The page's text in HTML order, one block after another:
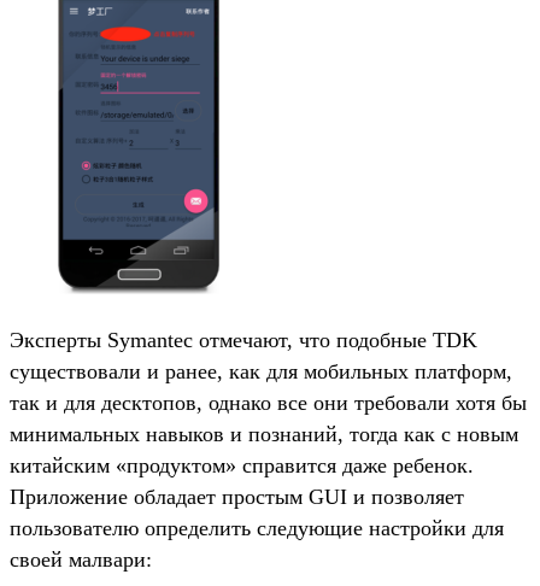
Эксперты Symantec отмечают, что подобные TDK
существовали и ранее, как для мобильных платформ,
так и для десктопов, однако все они требовали хотя бы
минимальных навыков и познаний, тогда как с новым
китайским «продуктом» справится даже ребенок.
Приложение обладает простым GUI и позволяет
пользователю определить следующие настройки для
своей малвари: